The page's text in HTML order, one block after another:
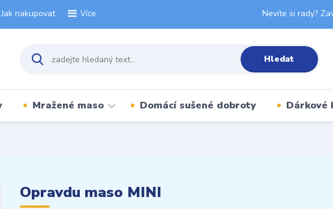
Jak nakupovat Více
Hledat
Nevíte si rady?
Mražené maso Domácí sušené dobroty Dárkové
Opravdu maso MINI